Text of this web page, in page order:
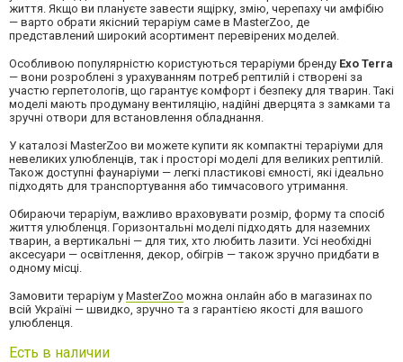
життя. Якщо ви плануєте завести ящірку, змію, черепаху чи амфібію
— варто обрати якісний тераріум саме в MasterZoo, де
представлений широкий асортимент перевірених моделей.
Особливою популярністю користуються тераріуми бренду Exo Terra
— вони розроблені з урахуванням потреб рептилій і створені за
участю герпетологів, що гарантує комфорт і безпеку для тварин. Такі
моделі мають продуману вентиляцію, надійні дверцята з замками та
зручні отвори для встановлення обладнання.
У каталозі MasterZoo ви можете купити як компактні тераріуми для
невеликих улюбленців, так і просторі моделі для великих рептилій.
Також доступні фаунаріуми — легкі пластикові ємності, які ідеально
підходять для транспортування або тимчасового утримання.
Обираючи тераріум, важливо враховувати розмір, форму та спосіб
життя улюбленця. Горизонтальні моделі підходять для наземних
тварин, а вертикальні — для тих, хто любить лазити. Усі необхідні
аксесуари — освітлення, декор, обігрів — також зручно придбати в
одному місці.
Замовити тераріум у MasterZoo можна онлайн або в магазинах по
всій Україні — швидко, зручно та з гарантією якості для вашого
улюбленця.
Есть в наличии